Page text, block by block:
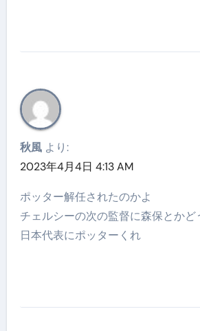
秋風 より:
2023年4月4日 4:13 AM
ポッター解任されたのかよ
チェルシーの次の監督に森保とかど
日本代表にポッターくれ